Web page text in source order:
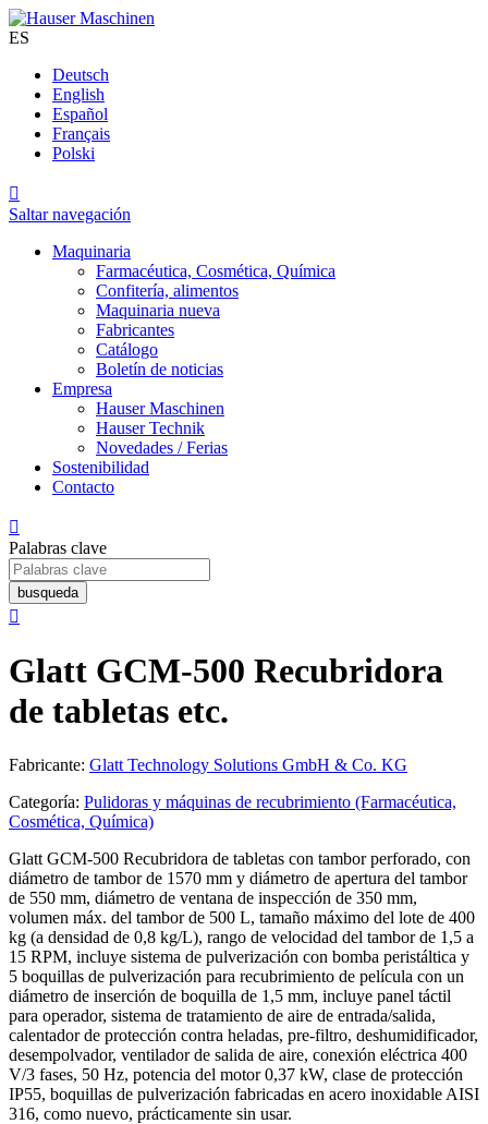
ES
Deutsch
English
Español
Français
Polski

Saltar navegación
Maquinaria
Farmacéutica, Cosmética, Química
Confitería, alimentos
Maquinaria nueva
Fabricantes
Catálogo
Boletín de noticias
Empresa
Hauser Maschinen
Hauser Technik
Novedades / Ferias
Sostenibilidad
Contacto

Palabras clave
busqueda

Glatt GCM-500 Recubridora
de tabletas etc.
Fabricante: Glatt Technology Solutions GmbH & Co. KG
Categoría: Pulidoras y máquinas de recubrimiento (Farmacéutica,
Cosmética, Química)
Glatt GCM-500 Recubridora de tabletas con tambor perforado, con
diámetro de tambor de 1570 mm y diámetro de apertura del tambor
de 550 mm, diámetro de ventana de inspección de 350 mm,
volumen máx. del tambor de 500 L, tamaño máximo del lote de 400
kg (a densidad de 0,8 kg/L), rango de velocidad del tambor de 1,5 a
15 RPM, incluye sistema de pulverización con bomba peristáltica y
5 boquillas de pulverización para recubrimiento de película con un
diámetro de inserción de boquilla de 1,5 mm, incluye panel táctil
para operador, sistema de tratamiento de aire de entrada/salida,
calentador de protección contra heladas, pre-filtro, deshumidificador,
desempolvador, ventilador de salida de aire, conexión eléctrica 400
V/3 fases, 50 Hz, potencia del motor 0,37 kW, clase de protección
IP55, boquillas de pulverización fabricadas en acero inoxidable AISI
316, como nuevo, prácticamente sin usar.